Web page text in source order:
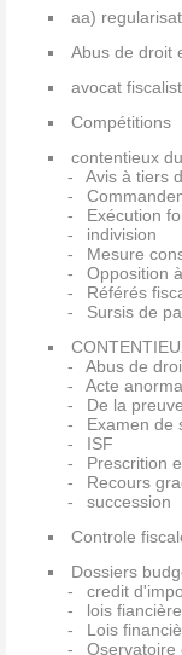
aa)
Abus de droit
avocat
Compétitions
contentieux
Avis à tiers
Exécution
indivision
Mesure
Opposition
Référés
Sursis de
Abus de
Acte
De la preuve
Examen de
ISF
Prescrition
Recours
succession
Controle
Dossiers
credit
lois
Lois
Oservatoire